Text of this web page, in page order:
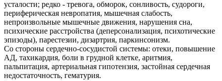
усталости; редко - тревога, обморок, сонливость, судороги,
периферическая невропатия, мышечная слабость,
непроизвольные мышечные движения, нарушения сна,
психические расстройства (деперсонализация, психотические
эпизоды), парестезии, дизартрия, паркинсонизм.
Со стороны сердечно-сосудистой системы: отеки, повышение
АД, тахикардия, боли в грудной клетке, аритмия,
пальпитация, артериальная гипотензия, застойная сердечная
недостаточность, гематурия.